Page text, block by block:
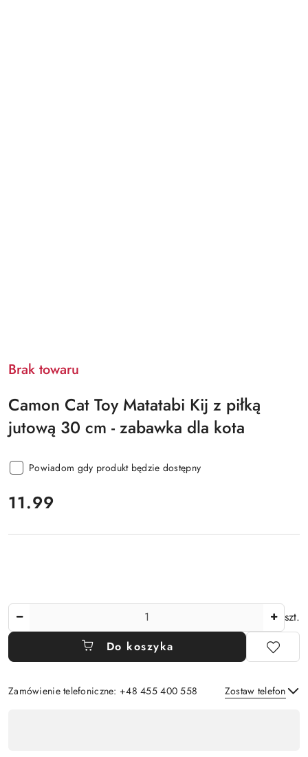
Brak towaru
Camon Cat Toy Matatabi Kij z piłką
jutową 30 cm - zabawka dla kota
Powiadom gdy produkt będzie dostępny
cena:
11.99
szt.
Do koszyka
Zamówienie telefoniczne: +48 455 400 558 Zostaw telefon